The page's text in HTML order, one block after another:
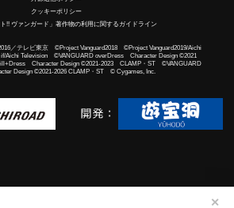
✕
クッキーポリシー
ト!! ヴァンガード」著作物の利用に関するガイドライン
／テレビ東京 ©Project Vanguard2018 ©Project Vanguard2019/Aichi
Aichi Television ©VANGUARD overDress Character Design ©2021
Character Design ©2021-2023 CLAMP・ST ©VANGUARD
Design ©2021-2026 CLAMP・ST © Cygames, Inc.